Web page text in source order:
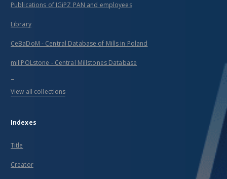
Publications of IGiPZ PAN and employees
Library
CeBaDoM - Central Database of Mills in Poland
millPOLstone - Central Millstones Database
...
View all collections
Indexes
Title
Creator